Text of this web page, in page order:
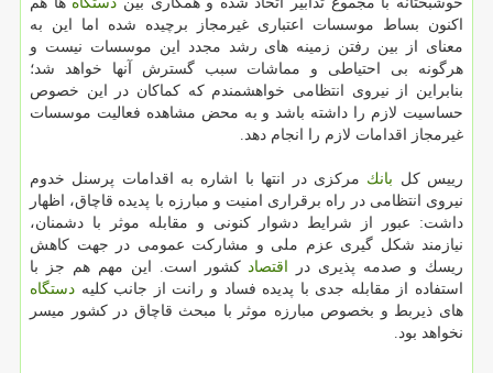
اكنون بساط موسسات اعتباری غیرمجاز برچیده شده اما این به
معنای از بین رفتن زمینه های رشد مجدد این موسسات نیست و
هرگونه بی احتیاطی و مماشات سبب گسترش آنها خواهد شد؛
بنابراین از نیروی انتظامی خواهشمندم كه كماكان در این خصوص
حساسیت لازم را داشته باشد و به محض مشاهده فعالیت موسسات
غیرمجاز اقدامات لازم را انجام دهد.
رییس كل بانك مركزی در انتها با اشاره به اقدامات پرسنل خدوم
نیروی انتظامی در راه برقراری امنیت و مبارزه با پدیده قاچاق، اظهار
داشت: عبور از شرایط دشوار كنونی و مقابله موثر با دشمنان،
نیازمند شكل گیری عزم ملی و مشاركت عمومی در جهت كاهش
ریسك و صدمه پذیری در اقتصاد كشور است. این مهم هم جز با
استفاده از مقابله جدی با پدیده فساد و رانت از جانب كلیه دستگاه
های ذیربط و بخصوص مبارزه موثر با مبحث قاچاق در كشور میسر
نخواهد بود.